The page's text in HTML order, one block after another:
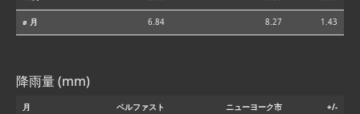
⌀ 月 6.84 8.27 1.43
降雨量 (mm)
月 ベルファスト ニューヨーク市 +/-